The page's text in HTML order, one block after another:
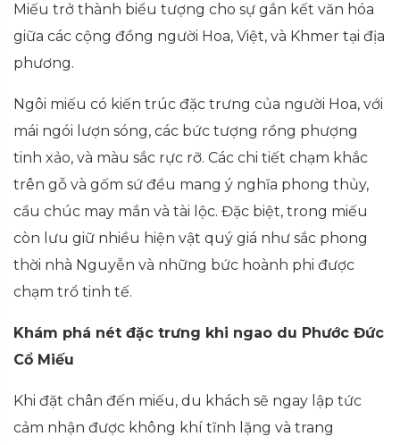
Miếu trở thành biểu tượng cho sự gắn kết văn hóa
giữa các cộng đồng người Hoa, Việt, và Khmer tại địa
phương.
Ngôi miếu có kiến trúc đặc trưng của người Hoa, với
mái ngói lượn sóng, các bức tượng rồng phượng
tinh xảo, và màu sắc rực rỡ. Các chi tiết chạm khắc
trên gỗ và gốm sứ đều mang ý nghĩa phong thủy,
cầu chúc may mắn và tài lộc. Đặc biệt, trong miếu
còn lưu giữ nhiều hiện vật quý giá như sắc phong
thời nhà Nguyễn và những bức hoành phi được
chạm trổ tinh tế.
Khám phá nét đặc trưng khi ngao du Phước Đức
Cổ Miếu
Khi đặt chân đến miếu, du khách sẽ ngay lập tức
cảm nhận được không khí tĩnh lặng và trang